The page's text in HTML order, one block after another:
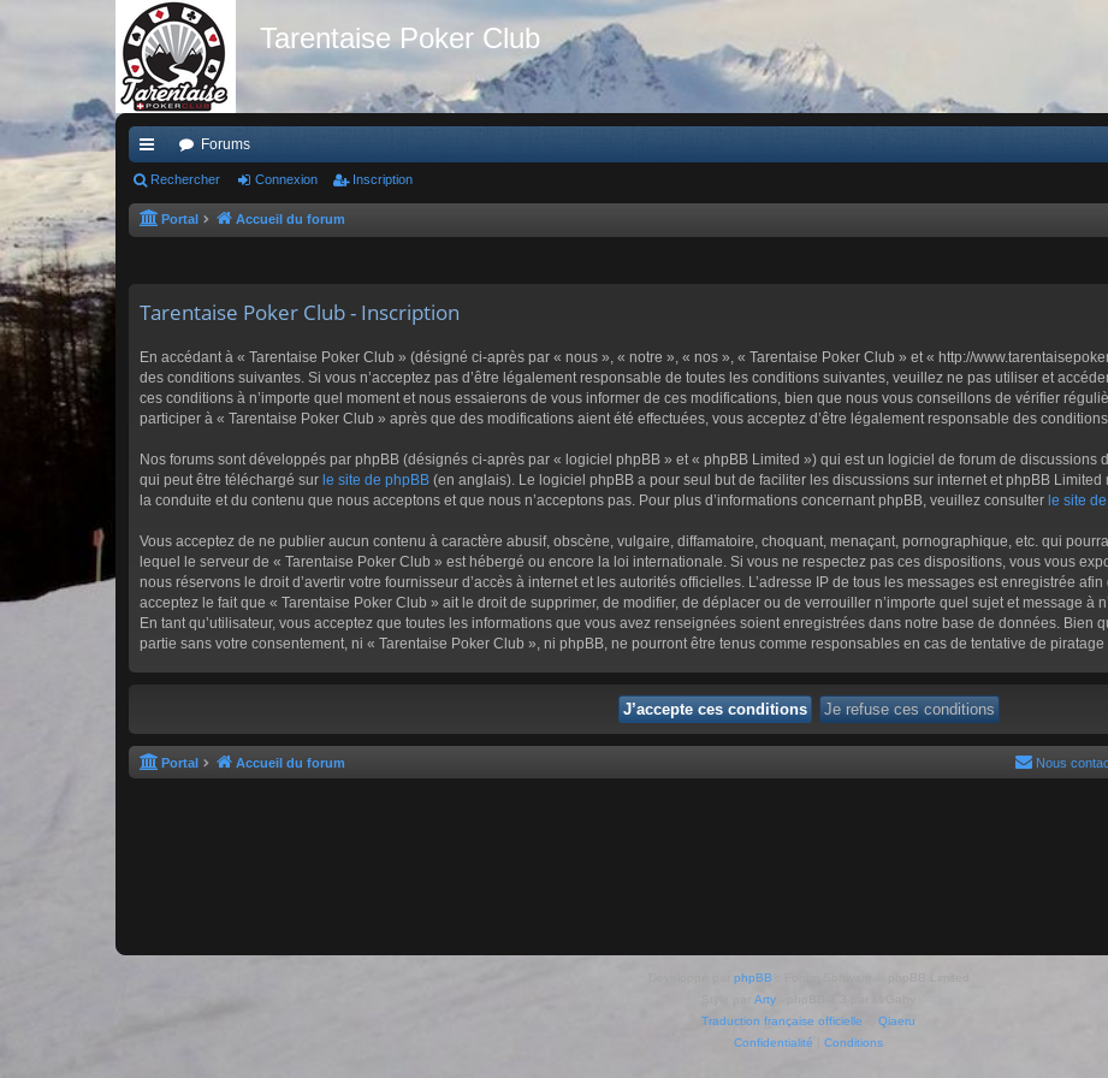
Tarentaise Poker Club
ac
co
s
Forums
Rechercher Connexion Inscription
Portal Accueil du forum
Tarentaise Poker Club - Inscription
En accédant à « Tarentaise Poker Club » (désigné ci-après par « nous », « notre », « nos », « Tarentaise Poker Club » et « http://
des conditions suivantes. Si vous n’acceptez pas d’être légalement responsable de toutes les conditions suivantes, veuillez ne pas utiliser et
ces conditions à n’importe quel moment et nous essaierons de vous informer de ces modifications, bien que nous vous conseillons de vérifier
participer à « Tarentaise Poker Club » après que des modifications aient été effectuées, vous acceptez d’être légalement responsable des
Nos forums sont développés par phpBB (désignés ci-après par « logiciel phpBB » et « phpBB Limited ») qui est un logiciel de forum de discussions
qui peut être téléchargé sur le site de phpBB (en anglais). Le logiciel phpBB a pour seul but de faciliter les discussions sur internet et phpBB
la conduite et du contenu que nous acceptons et que nous n’acceptons pas. Pour plus d’informations concernant phpBB, veuillez consulter le site
Vous acceptez de ne publier aucun contenu à caractère abusif, obscène, vulgaire, diffamatoire, choquant, menaçant, pornographique, etc. qui
lequel le serveur de « Tarentaise Poker Club » est hébergé ou encore la loi internationale. Si vous ne respectez pas ces dispositions, vous vous
nous réservons le droit d’avertir votre fournisseur d’accès à internet et les autorités officielles. L’adresse IP de tous les messages est enregistrée
acceptez le fait que « Tarentaise Poker Club » ait le droit de supprimer, de modifier, de déplacer ou de verrouiller n’importe quel sujet et message à
En tant qu’utilisateur, vous acceptez que toutes les informations que vous avez renseignées soient enregistrées dans notre base de données. Bien
partie sans votre consentement, ni « Tarentaise Poker Club », ni phpBB, ne pourront être tenus comme responsables en cas de tentative de
Portal Accueil du forum Nous
phpBB
Arty
Traduction française officielle
Qiaeru
Confidentialité
Conditions